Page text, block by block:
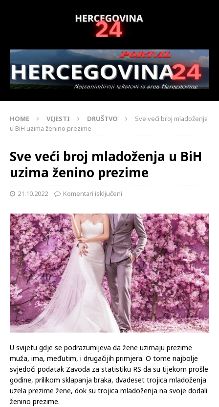
HOME VIJESTI DRUŠTVO
Sve veći broj mladoženja
u BiH uzima ženino prezime
Sve veći broj mladoženja u BiH
uzima ženino prezime
21.10.2022 Komentari isključeni
U svijetu gdje se podrazumijeva da žene uzimaju prezime
muža, ima, međutim, i drugačijih primjera. O tome najbolje
svjedoči podatak Zavoda za statistiku RS da su tijekom prošle
godine, prilikom sklapanja braka, dvadeset trojica mladoženja
uzela prezime žene, dok su trojica mladoženja na svoje dodali
ženino prezime.